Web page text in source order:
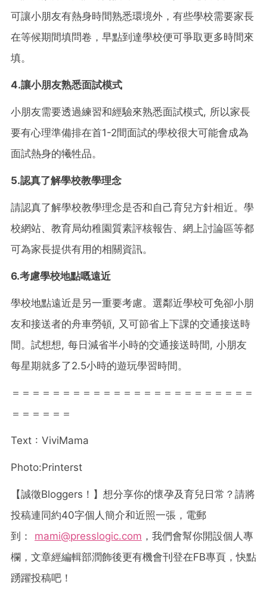
可讓小朋友有熱身時間熟悉環境外，有些學校需要家長
在等候期間填問卷，早點到達學校便可爭取更多時間來
填。
4.讓小朋友熟悉面試模式
小朋友需要透過練習和經驗來熟悉面試模式, 所以家長
要有心理準備排在首1-2間面試的學校很大可能會成為
面試熱身的犧牲品。
5.認真了解學校教學理念
請認真了解學校教學理念是否和自己育兒方針相近。學
校網站、教育局幼稚園質素評核報告、網上討論區等都
可為家長提供有用的相關資訊。
6.考慮學校地點嘅遠近
學校地點遠近是另一重要考慮。選鄰近學校可免卻小朋
友和接送者的舟車勞頓, 又可節省上下課的交通接送時
間。試想想, 每日減省半小時的交通接送時間, 小朋友
每星期就多了2.5小時的遊玩學習時間。
＝＝＝＝＝＝＝＝＝＝＝＝＝＝＝＝＝＝＝＝＝＝＝＝
＝＝＝＝＝＝
Text : ViviMama
Photo:Printerst
【誠徵Bloggers ！】想分享你的懷孕及育兒日常？請將
投稿連同約40字個人簡介和近照一張，電郵
到：
mami@presslogic.com ，我們會幫你開設個人專
欄，文章經編輯部潤飾後更有機會刊登在FB專頁，快點
踴躍投稿吧！